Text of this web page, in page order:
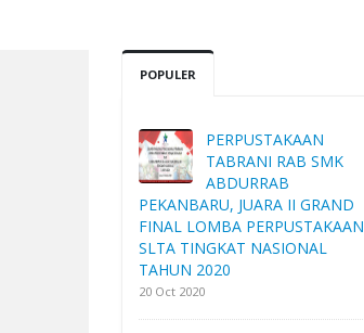
POPULER
PERPUSTAKAAN
TABRANI RAB SMK
ABDURRAB
PEKANBARU, JUARA II GRAND
FINAL LOMBA PERPUSTAKAAN
SLTA TINGKAT NASIONAL
TAHUN 2020
20 Oct 2020